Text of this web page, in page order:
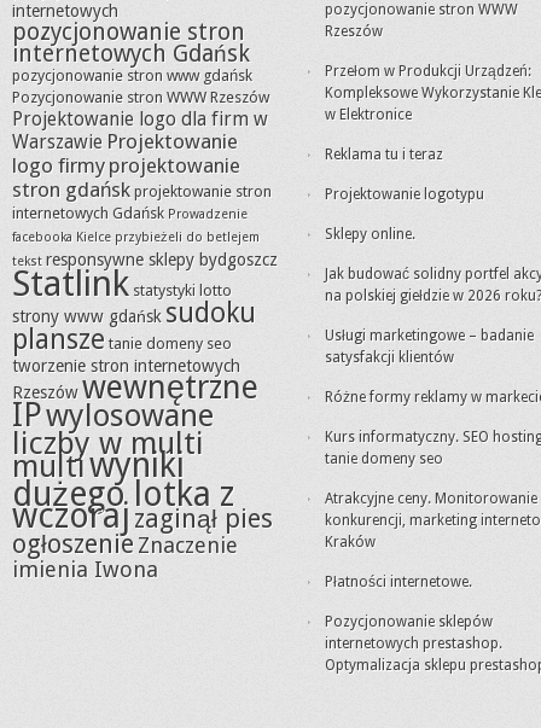
internetowych
pozycjonowanie stron
internetowych Gdańsk
pozycjonowanie stron www gdańsk
Pozycjonowanie stron WWW Rzeszów
Projektowanie logo dla firm w
Warszawie Projektowanie
logo firmy projektowanie
stron gdańsk projektowanie stron
internetowych Gdańsk Prowadzenie
facebooka Kielce przybieżeli do betlejem
tekst responsywne sklepy bydgoszcz
Statlink statystyki lotto
strony www gdańsk sudoku
plansze tanie domeny seo
tworzenie stron internetowych
Rzeszówwewnętrzne
IPwylosowane
liczby w multi
multiwyniki
dużego lotka z
wczoraj zaginął pies
ogłoszenieZnaczenie
imienia Iwona
pozycjonowanie stron WWW
Rzeszów
Przełom w Produkcji Urządzeń:
Kompleksowe Wykorzystanie
w Elektronice
Reklama tu i teraz
Projektowanie logotypu
Sklepy online.
Jak budować solidny portfel
na polskiej giełdzie w 2026 roku?
Usługi marketingowe – badanie
satysfakcji klientów
Różne formy reklamy w
Kurs informatyczny. SEO
tanie domeny seo
Atrakcyjne ceny. Monitorowanie
konkurencji, marketing
Kraków
Płatności internetowe.
Pozycjonowanie sklepów
internetowych prestashop.
Optymalizacja sklepu